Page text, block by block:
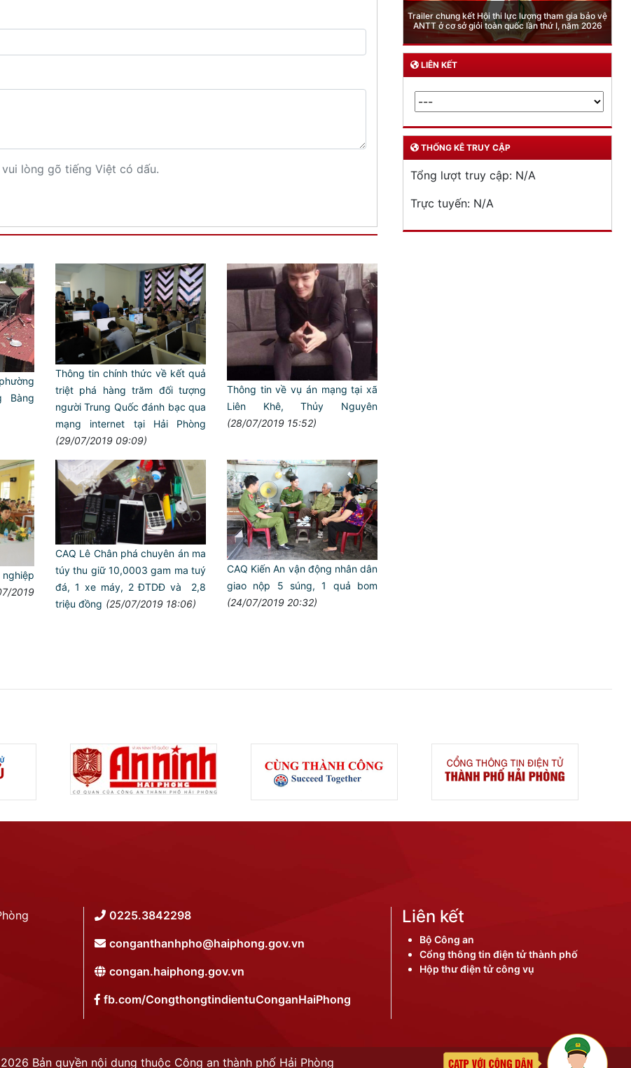
lòng gõ tiếng Việt có dấu.
Bàng
Thông tin chính thức về kết quả
triệt phá hàng trăm đối tượng
người Trung Quốc đánh bạc qua
mạng internet tại Hải Phòng
(29/07/2019 09:09)
Thông tin về vụ án mạng tại xã
Liên Khê, Thủy Nguyên
(28/07/2019 15:52)
2019
CAQ Lê Chân phá chuyên án ma
túy thu giữ 10,0003 gam ma tuý
đá, 1 xe máy, 2 ĐTDĐ và 2,8
triệu đồng (25/07/2019 18:06)
CAQ Kiến An vận động nhân dân
giao nộp 5 súng, 1 quả bom
(24/07/2019 20:32)
Phòng Quản lý xuất nhập cảnh: Hướng dẫn những
quy định mới trong lĩnh vực xuất cảnh, nhập cảnh
của công dân việt nam từ ngày 01/7/2026
LIÊN KẾT
THỐNG KÊ TRUY CẬP
Tổng lượt truy cập: N/A
Trực tuyến: N/A
0225.3842298
conganthanhpho@haiphong.gov.vn
congan.haiphong.gov.vn
fb.com/CongthongtindientuConganHaiPhong
Liên kết
Bộ Công an
Cổng thông tin điện tử thành phố
Hộp thư điện tử công vụ
2026 Bản quyền nội dung thuộc Công an thành phố Hải Phòng